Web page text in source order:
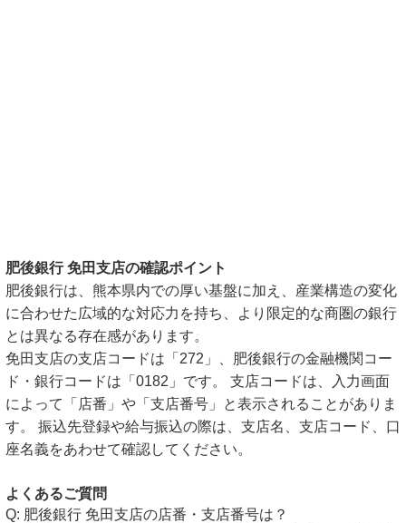
肥後銀行 免田支店の確認ポイント
肥後銀行は、熊本県内での厚い基盤に加え、産業構造の変化
に合わせた広域的な対応力を持ち、より限定的な商圏の銀行
とは異なる存在感があります。
免田支店の支店コードは「272」、肥後銀行の金融機関コー
ド・銀行コードは「0182」です。 支店コードは、入力画面
によって「店番」や「支店番号」と表示されることがありま
す。 振込先登録や給与振込の際は、支店名、支店コード、口
座名義をあわせて確認してください。
よくあるご質問
肥後銀行 免田支店の店番・支店番号は？